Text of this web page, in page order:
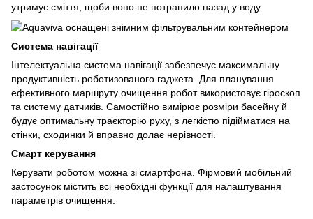
утримує сміття, щоби воно не потрапило назад у воду.
Система навігації
Інтелектуальна система навігації забезпечує максимальну
продуктивність роботизованого гаджета. Для планування
ефективного маршруту очищення робот використовує гіроскоп
та систему датчиків. Самостійно вимірює розміри басейну й
будує оптимальну траєкторію руху, з легкістю підійматися на
стінки, сходинки й вправно долає нерівності.
Смарт керування
Керувати роботом можна зі смартфона. Фірмовий мобільний
застосунок містить всі необхідні функції для налаштування
параметрів очищення.